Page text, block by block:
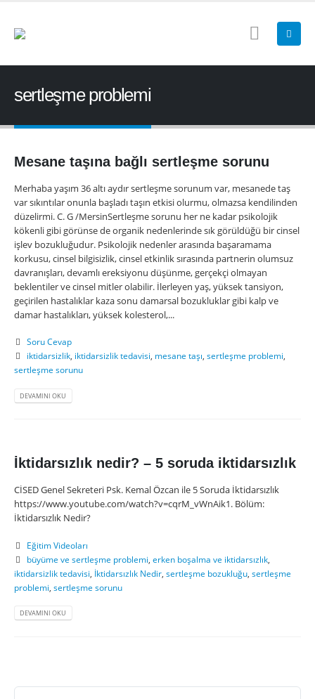
sertleşme problemi
Mesane taşına bağlı sertleşme sorunu
Merhaba yaşım 36 altı aydır sertleşme sorunum var, mesanede taş
var sıkıntılar onunla başladı taşın etkisi olurmu, olmazsa kendilinden
düzelirmi. C. G /MersinSertleşme sorunu her ne kadar psikolojik
kökenli gibi görünse de organik nedenlerinde sık görüldüğü bir cinsel
işlev bozukluğudur. Psikolojik nedenler arasında başaramama
korkusu, cinsel bilgisizlik, cinsel etkinlik sırasında partnerin olumsuz
davranışları, devamlı ereksiyonu düşünme, gerçekçi olmayan
beklentiler ve cinsel mitler olabilir. İlerleyen yaş, yüksek tansiyon,
geçirilen hastalıklar kaza sonu damarsal bozukluklar gibi kalp ve
damar hastalıkları, yüksek kolesterol,...
Soru Cevap
iktidarsizlik, iktidarsizlik tedavisi, mesane taşı, sertleşme problemi,
sertleşme sorunu
DEVAMINI OKU
İktidarsızlık nedir? – 5 soruda iktidarsızlık
CİSED Genel Sekreteri Psk. Kemal Özcan ile 5 Soruda İktidarsızlık
https://www.youtube.com/watch?v=cqrM_vWnAik1. Bölüm:
İktidarsızlık Nedir?
Eğitim Videoları
büyüme ve sertleşme problemi erken boşalma ve iktidarsızlık,
iktidarsizlik tedavisi İktidarsızlık Nedir sertleşme bozukluğu sertleşme
problemi sertleşme sorunu
DEVAMINI OKU